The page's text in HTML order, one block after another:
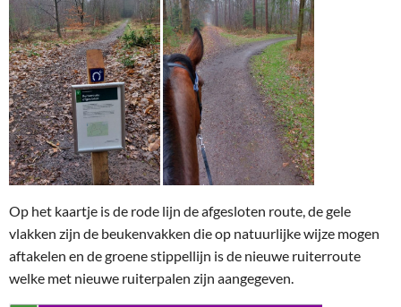
Op het kaartje is de rode lijn de afgesloten route, de gele
vlakken zijn de beukenvakken die op natuurlijke wijze mogen
aftakelen en de groene stippellijn is de nieuwe ruiterroute
welke met nieuwe ruiterpalen zijn aangegeven.